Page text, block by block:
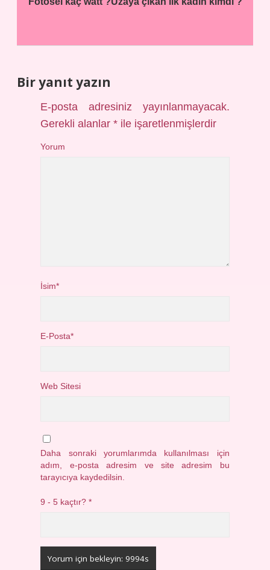
Bir yanıt yazın
E-posta adresiniz yayınlanmayacak.
Gerekli alanlar* ile işaretlenmişlerdir
Yorum
İsim*
E-Posta*
Web Sitesi
Daha sonraki yorumlarımda kullanılması için
adım, e-posta adresim ve site adresim bu
tarayıcıya kaydedilsin.
9 - 5 kaçtır?*